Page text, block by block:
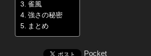
雀風
強さの秘密
まとめ
Pocket